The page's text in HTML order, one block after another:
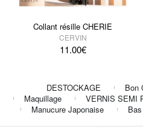
Collant résille CHERIE
CERVIN
11.00€
DESTOCKAGE Bon
Maquillage
VERNIS SEMI
Manucure Japonaise